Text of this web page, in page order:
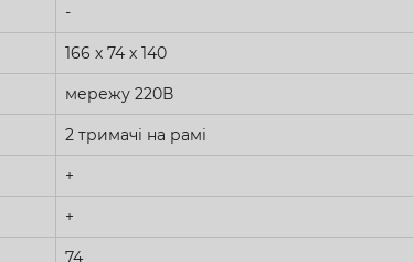
-
166 х 74 х 140
мережу 220В
2 тримачі на рамі
+
+
74